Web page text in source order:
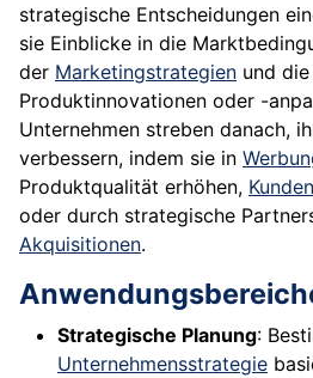
strategische Entscheidungen
sie Einblicke in die
der Marketingstrategien und
Produktinnovationen oder -
Unternehmen streben danach,
verbessern, indem sie in
Produktqualität erhöhen,
oder durch strategische
Akquisitionen.
Strategische Planung:
Unternehmensstrategie